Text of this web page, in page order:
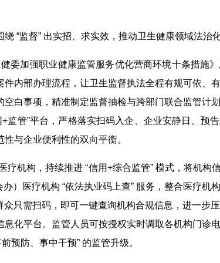
“监督” 出实招、求实效，推动卫生健康领域法治
委加强职业健康监管服务优化营商环境十条措施
内部办理流程，让卫生监督执法全程有规可依、
白事项，精准制定监督抽检与跨部门联合监管计
管”平台，严格落实扫码入企、企业安静日、预
与企业便利性的双向平衡。
疗机构，持续推进 “信用+综合监管” 模式，将机
）医疗机构 “依法执业码上查” 服务，整合医疗
只需扫码，即可一键查询机构合规信息，进一
化平台。监管人员可按授权实时调取各机构门诊
预防、事中干预” 的监管升级。